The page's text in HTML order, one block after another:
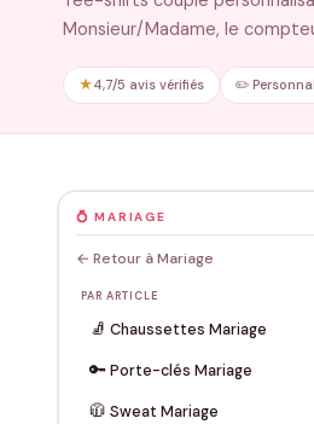
Monsieur/Madame, le
★4,7/5 avis vérifiés ✏️
💍 MARIAGE
← Retour à Mariage
PAR ARTICLE
🧦 Chaussettes Mariage
🔑 Porte-clés Mariage
🧥 Sweat Mariage